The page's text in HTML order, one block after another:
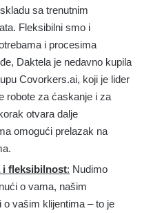
sa trenutnim
Fleksibilni smo i
i procesima
Daktela je nedavno kupila
Covorkers.ai, koji je lider
robote za ćaskanje i za
otvara dalje
omogući prelazak na
i fleksibilnost: Nudimo
o vama, našim
o vašim klijentima – to je